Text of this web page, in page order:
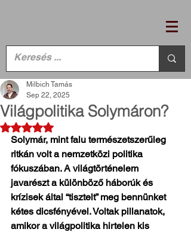
Világpolitika Solymáron?
Milbich Tamás
Sep 22, 2025
Rated NaN out of 5 stars.
Solymár, mint falu természetszerűleg
ritkán volt a nemzetközi politika
fókuszában. A világtörténelem
javarészt a különböző háborúk és
krízisek által “tisztelt” meg bennünket
kétes dicsfényével. Voltak pillanatok,
amikor a világpolitika hirtelen kis